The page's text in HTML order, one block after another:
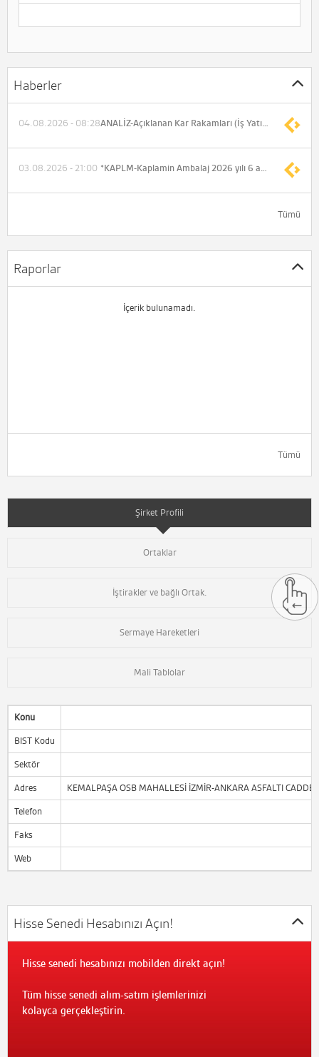
Haberler
ANALİZ-Açıklanan Kar Rakamları (İş Yatırım)
04.08.2026 - 08:28
*KAPLM-Kaplamin Ambalaj 2026 yılı 6 aylık konsolide net dönem zararı -31.559.740 TL (Önceki -99.532.727 TL)
03.08.2026 - 21:00
Tümü
Raporlar
İçerik bulunamadı.
Tümü
Şirket Profili
Ortaklar
İştirakler ve bağlı Ortak.
Sermaye Hareketleri
Mali Tablolar
Konu
BIST Kodu
Sektör
Adres KEMALPAŞA OSB MAHALLESİ İZMİR-ANKARA ASFALTI
Telefon
Faks
Web
Hisse Senedi Hesabınızı Açın!
Hisse senedi hesabınızı mobilden direkt açın!
Tüm hisse senedi alım-satım işlemlerinizi
kolayca gerçekleştirin.